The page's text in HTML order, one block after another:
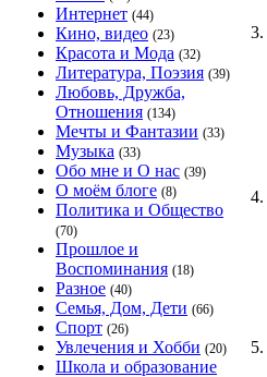
Интернет (44)
Кино, видео (23)
Красота и Мода (32)
Литература, Поэзия (39)
Любовь, Дружба,
Отношения (134)
Мечты и Фантазии (33)
Музыка (33)
Обо мне и О нас (39)
О моём блоге (8)
Политика и Общество
(70)
Прошлое и
Воспоминания (18)
Разное (40)
Семья, Дом, Дети (66)
Спорт (26)
Увлечения и Хобби (20)
Школа и образование
3.
4.
5.